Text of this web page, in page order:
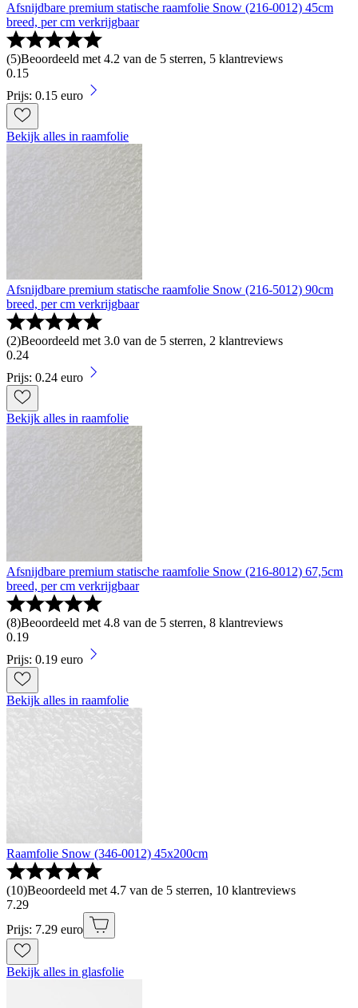
Afsnijdbare premium statische raamfolie Snow (216-0012) 45cm
breed, per cm verkrijgbaar
(5)Beoordeeld met 4.2 van de 5 sterren, 5 klantreviews
0.15
Prijs: 0.15 euro
Bekijk alles in raamfolie
Afsnijdbare premium statische raamfolie Snow (216-5012) 90cm
breed, per cm verkrijgbaar
(2)Beoordeeld met 3.0 van de 5 sterren, 2 klantreviews
0.24
Prijs: 0.24 euro
Bekijk alles in raamfolie
Afsnijdbare premium statische raamfolie Snow (216-8012) 67,5cm
breed, per cm verkrijgbaar
(8)Beoordeeld met 4.8 van de 5 sterren, 8 klantreviews
0.19
Prijs: 0.19 euro
Bekijk alles in raamfolie
Raamfolie Snow (346-0012) 45x200cm
(10)Beoordeeld met 4.7 van de 5 sterren, 10 klantreviews
7.29
Prijs: 7.29 euro
Bekijk alles in glasfolie